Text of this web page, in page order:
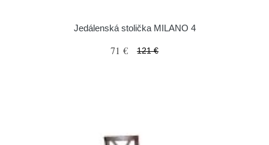
Jedálenská stolička MILANO 4
71 € 121 €